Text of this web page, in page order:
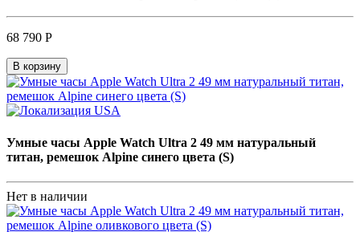
68 790 Р
В корзину
Умные часы Apple Watch Ultra 2 49 мм натуральный
титан, ремешок Alpine синего цвета (S)
Нет в наличии